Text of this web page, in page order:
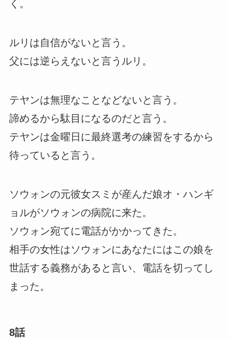
く。
ルリは自信がないと言う。
父には逆らえないと言うルリ。
テヤンは無理なことなどないと言う。
諦めるから駄目になるのだと言う。
テヤンは金曜日に最終選考の練習をするから
待っていると言う。
ソウォンの元彼女スミが産んだ娘オ・ハンギ
ョルがソウォンの病院に来た。
ソウォン宛てに電話がかかってきた。
相手の女性はソウォンにあなたにはこの娘を
世話する義務があると言い、電話を切ってし
まった。
8話